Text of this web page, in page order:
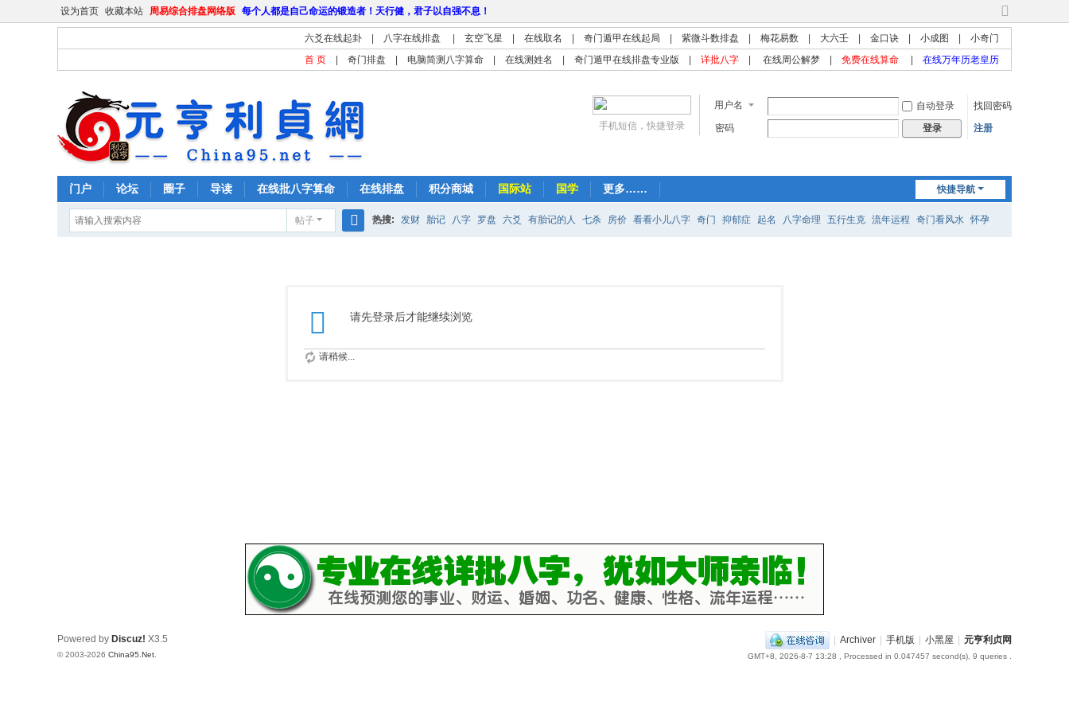
设为首页 收藏本站 周易综合排盘网络版 每个人都是自己命运的锻造者！天行健，君子以自强不息！
切
换
到
宽
六爻在线起卦 八字在线排盘 玄空飞星 在线取名 奇门遁甲在线起局 紫微斗数排盘 梅花易数 大六壬 金口诀 小成图
小奇门
首 页
奇门排盘 电脑简测八字算命 在线测姓名 奇门遁甲在线排盘专业版 详批八字 在线周公解梦 免费在线算命 在线万年历老皇历
用户名 自动登录
找回密码
密码
登录 注册
手机短信，快捷登录
快捷导航
门户 论坛 圈子 导读 在线批八字算命 在线排盘 积分商城 国际站 国学 更多……
帖子 热搜: 发财 胎记 八字 罗盘 六爻 有胎记的人 七杀 房价 看看小儿八字 奇门 抑郁症 起名 八字命理 五行生克 流年运程 奇门看风水 怀孕
请先登录后才能继续浏览
请稍候...
| Archiver | 手机版 | 小黑屋 | 元亨利贞网
GMT+8, 2026-8-7 13:28 , Processed in 0.047457 second(s), 9 queries .
Powered by Discuz! X3.5
© 2003-2026 China95.Net